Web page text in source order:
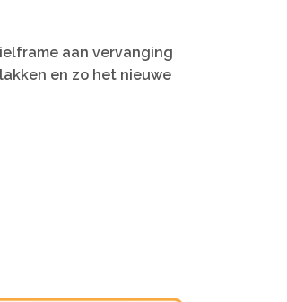
aan vervanging
en zo het nieuwe